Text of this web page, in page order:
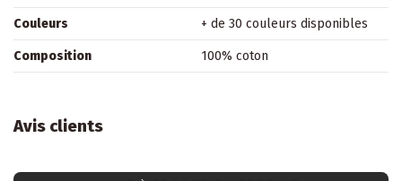
Couleurs + de 30 couleurs disponibles
Composition 100% coton
Avis clients